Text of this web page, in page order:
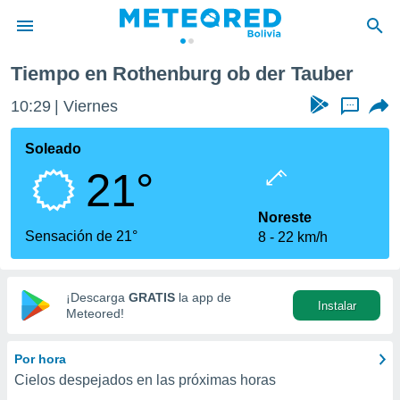
de
ha
calidad.
a este
las
y
digital
basada
Tiempo en Rothenburg ob der Tauber
10:29 Viernes ...
Soleado
21°
Sensación de 21°
Noreste
8
22 km/h
¡Descarga GRATIS la app de
Meteored!
Instalar
Por hora
Cielos despejados en las próximas horas